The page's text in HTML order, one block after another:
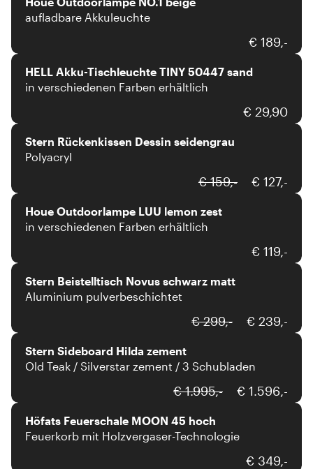
aufladbare Akkuleuchte
€ 189,-
HELL
HELL Akku-Tischleuchte TINY 50447 sand
in verschiedenen Farben erhältlich
€ 29,90
Stern
Stern Rückenkissen Dessin seidengrau
Polyacryl
€ 159,- € 127,-
Houe
Houe Outdoorlampe LUU lemon zest
in verschiedenen Farben erhältlich
€ 119,-
Stern
Stern Beistelltisch Novus schwarz matt
Aluminium pulverbeschichtet
€ 299,- € 239,-
Stern
Stern Sideboard Hilda zement
Old Teak / Silverstar zement / 3 Schubladen
€ 1.995,- € 1.596,-
Höfats Feuerschale MOON 45 hoch
Feuerkorb mit Holzvergaser-Technologie
€ 349,-
Fabas Luce